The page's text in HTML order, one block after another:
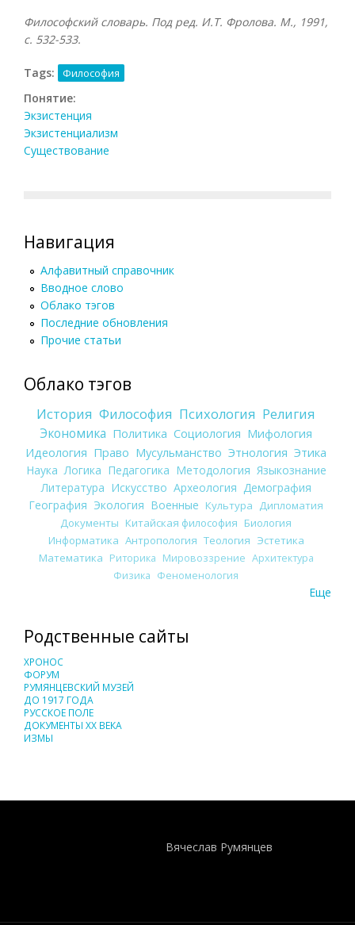
Философский словарь. Под ред. И.Т. Фролова. М., 1991,
с. 532-533.
Tags: Философия
Понятие:
Экзистенция
Экзистенциализм
Существование
Навигация
Алфавитный справочник
Вводное слово
Облако тэгов
Последние обновления
Прочие статьи
Облако тэгов
История Философия Психология Религия
Экономика Политика Социология Мифология
Идеология Право Мусульманство Этнология Этика
Наука Логика Педагогика Методология Языкознание
Литература Искусство Археология Демография
География Экология Военные Культура
Дипломатия
Документы Китайская философия Биология
Информатика Антропология Теология Эстетика
Математика Риторика Мировоззрение Архитектура
Физика Феноменология
Еще
Родственные сайты
ХРОНОС
ФОРУМ
РУМЯНЦЕВСКИЙ МУЗЕЙ
ДО 1917 ГОДА
РУССКОЕ ПОЛЕ
ДОКУМЕНТЫ XX ВЕКА
ИЗМЫ
Вячеслав Румянцев